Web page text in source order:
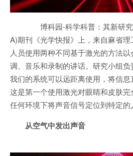
博科园-科学科普：其新研究
A)期刊《光学快报》上，来自麻省
人员使用两种不同基于激光的方法
调、音乐和录制的讲话。研究小组负
我们的系统可以远距离使用，将信息
这是第一个使用激光对眼睛和皮肤
任何环境下将声音信号定位到特定的
从空气中发出声音